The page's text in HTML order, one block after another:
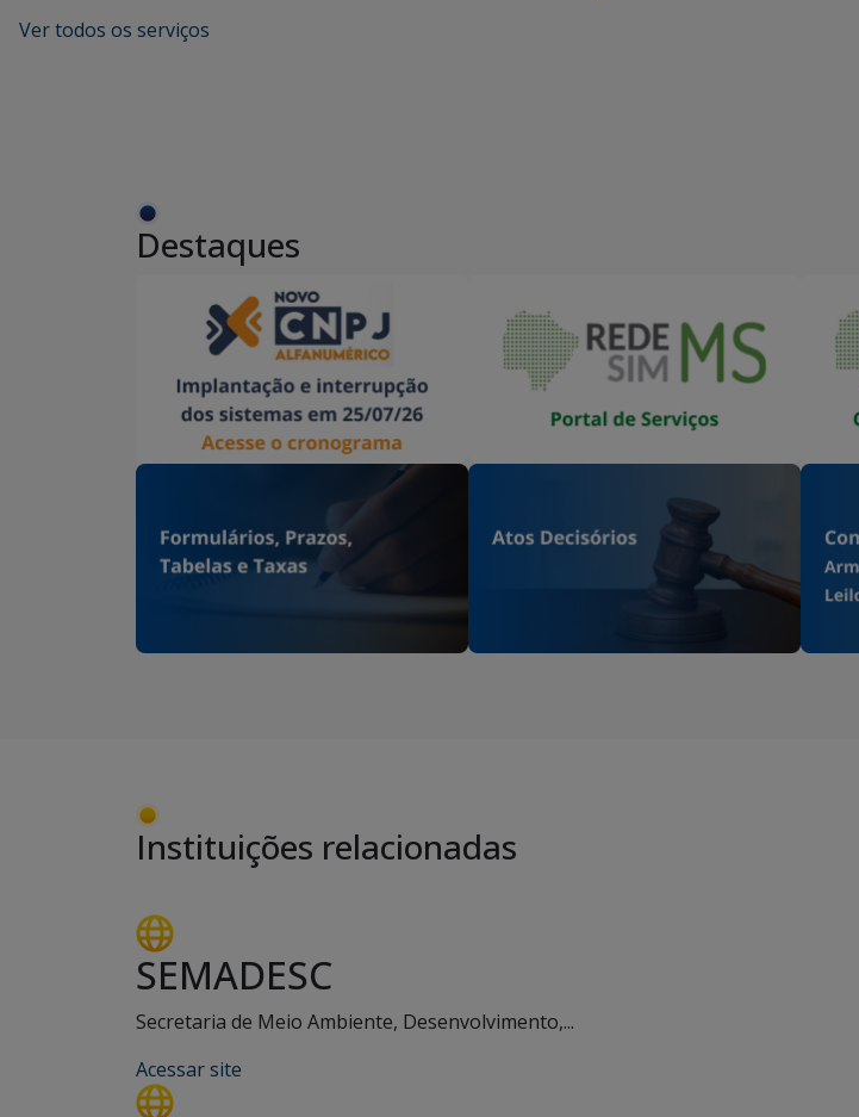
Ver todos os serviços
Destaques
Instituições relacionadas
SEMADESC
Secretaria de Meio Ambiente, Desenvolvimento,...
Acessar site